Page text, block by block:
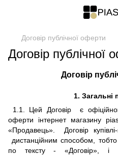
Договір публічної оферти
Договір публічної
Договір
1. Загальні
1.1. Цей Договір є
оферти інтернет магазину
«Продавець». Договір
дистанційним способом,
по тексту - «Договір», і